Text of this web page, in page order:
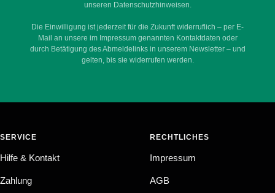
unseren Datenschutzhinweisen.
Die Einwilligung ist jederzeit für die Zukunft widerruflich – per E-
Mail an unsere im Impressum genannten Kontaktdaten oder
durch Betätigung des Abmeldelinks in unserem Newsletter – und
gelten, bis sie widerrufen werden.
SERVICE
Hilfe & Kontakt
Zahlung
RECHTLICHES
Impressum
AGB